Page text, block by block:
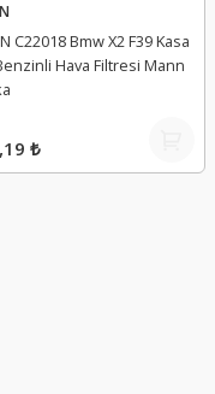
C22018 Bmw X2 F39 Kasa
Hava Filtresi Mann
₺